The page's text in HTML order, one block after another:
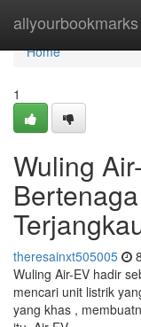
allyourbookmarks
Home
Home
1
Wuling
theresainxt505005
Wuling Air-EV hadir
mencari unit listrik
yang khas ,